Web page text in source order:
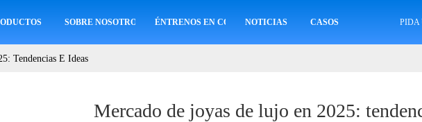
SOBRE NOSOTROS ÉNTRENOS EN CONTACTO CON
NOTICIAS CASOS PIDA
Tendencias E Ideas
Mercado de joyas de lujo en 2025: